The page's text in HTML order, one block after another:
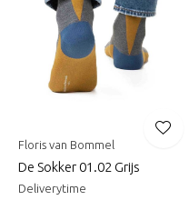
Floris van Bommel
De Sokker 01.02 Grijs
Deliverytime